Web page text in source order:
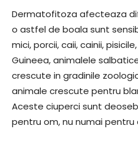
Dermatofitoza afecteaza
o astfel de boala sunt
mici, porcii, caii, cainii,
Guineea, animalele
crescute in gradinile
animale crescute pentru
Aceste ciuperci sunt
pentru om, nu numai pentru